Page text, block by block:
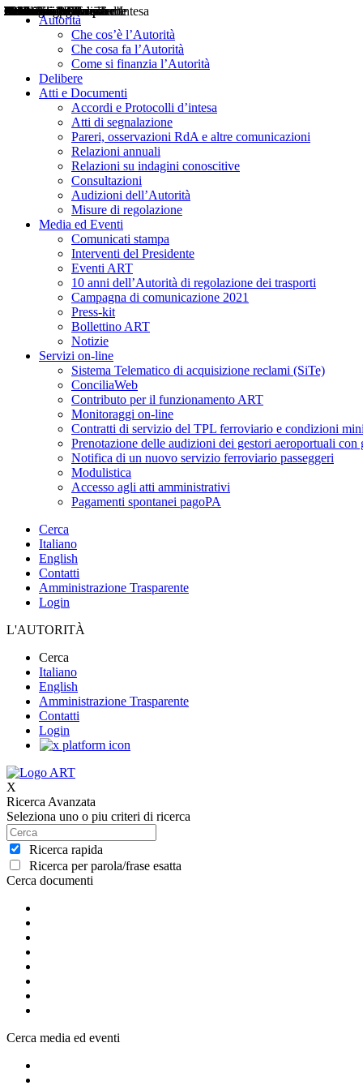
Autorità
Che cos’è l’Autorità
Che cosa fa l’Autorità
Come si finanzia l’Autorità
Delibere
Atti e Documenti
Accordi e Protocolli d’intesa
Atti di segnalazione
Pareri, osservazioni RdA e altre comunicazioni
Relazioni annuali
Relazioni su indagini conoscitive
Consultazioni
Audizioni dell’Autorità
Misure di regolazione
Media ed Eventi
Comunicati stampa
Interventi del Presidente
Eventi ART
10 anni dell’Autorità di regolazione dei trasporti
Campagna di comunicazione 2021
Press-kit
Bollettino ART
Notizie
Servizi on-line
Sistema Telematico di acquisizione reclami (SiTe)
ConciliaWeb
Contributo per il funzionamento ART
Monitoraggi on-line
Contratti di servizio del TPL ferroviario e condizioni
Prenotazione delle audizioni dei gestori aeroportuali con
Notifica di un nuovo servizio ferroviario passeggeri
Modulistica
Accesso agli atti amministrativi
Pagamenti spontanei pagoPA
Cerca
Italiano
English
Contatti
Amministrazione Trasparente
Login
L'AUTORITÀ
Cerca
Italiano
English
Amministrazione Trasparente
Contatti
Login
X
Ricerca Avanzata
Seleziona uno o piu criteri di ricerca
Ricerca rapida
Ricerca per parola/frase esatta
Cerca documenti
Delibere
Pareri
Consultazioni
Audizioni
Atti di Segnalazione
Accordi e Protocolli d'Intesa
Relazioni annuali
Misure di regolazione
Cerca media ed eventi
Notizie
Comunicati Stampa
Bollettini ART
Convegni ART
Interviste del Presidente
Articoli in primo piano
Interventi del Presidente
2004
2005
2010
2013
2014
2015
2016
2017
2018
2019
202
2020
2021
2022
2023
2024
2025
2026
Aereo
Marittimo
Terrestre